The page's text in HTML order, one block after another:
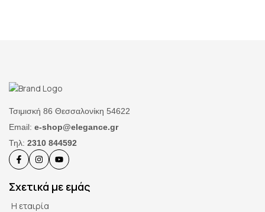
Τσιμισκή 86 Θεσσαλονίκη 54622
Email: e-shop@elegance.gr
Τηλ: 2310 844592
Σχετικά με εμάς
Η εταιρία